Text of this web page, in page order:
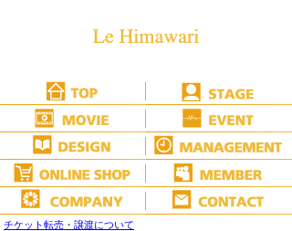
チケット転売・譲渡について